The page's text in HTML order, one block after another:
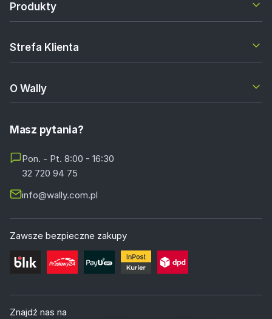
Produkty
Strefa Klienta
O Wally
Masz pytania?
Pon. - Pt. 8:00 - 16:30
32 720 94 75
info@wally.com.pl
Zawsze bezpieczne zakupy
Znajdź nas na